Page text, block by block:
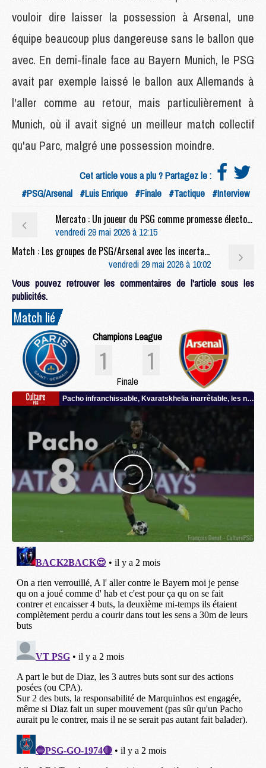
vouloir dire laisser la possession à Arsenal, une
équipe beaucoup plus dangereuse sans le ballon que
avec. En demi-finale face au Bayern Munich, le PSG
avait par exemple laissé le ballon aux Allemands à
l'aller comme au retour, mais particulièrement à
Munich, où il avait signé un meilleur match collectif
qu'au Parc, malgré une possession moindre.
Cet article vous a plu ? Partagez le :
#PSG/Arsenal #Luis Enrique #Finale #Tactique #Interview
Mercato : Un joueur du PSG comme promesse électorale de Florentino Pérez ?
vendredi 29 mai 2026 à 12:15
Match : Les groupes de PSG/Arsenal avec les incertains et même une surprise
vendredi 29 mai 2026 à 10:02
Vous pouvez retrouver les commentaires de l'article sous les
publicités.
Match lié
Champions League
1 1
Finale